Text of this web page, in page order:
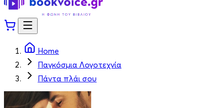
Home
Παγκόσμια Λογοτεχνία
Πάντα πλάι σου